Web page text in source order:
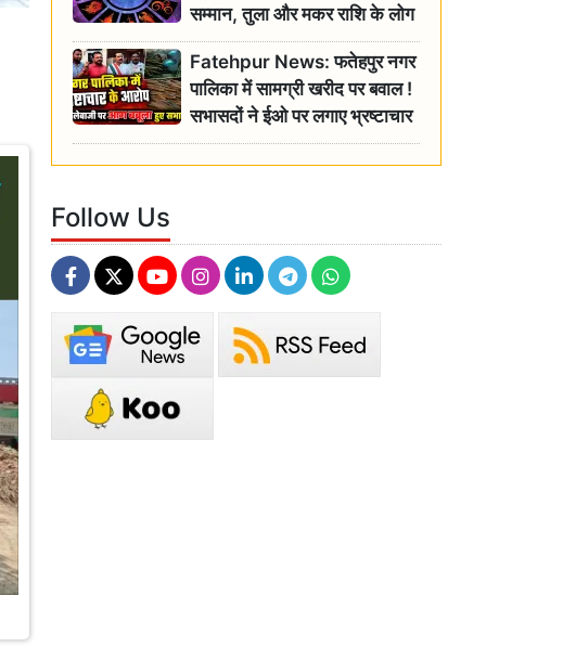
सम्मान, तुला और मकर राशि के लोग
रहें सतर्क
Fatehpur News: फतेहपुर नगर
पालिका में सामग्री खरीद पर बवाल !
सभासदों ने ईओ पर लगाए भ्रष्टाचार
के गंभीर आरोप
Follow Us